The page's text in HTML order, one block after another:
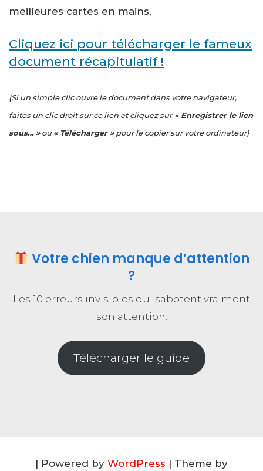
meilleures cartes en mains.
Cliquez ici pour télécharger le fameux
document récapitulatif !
(Si un simple clic ouvre le document dans votre navigateur,
faites un clic droit sur ce lien et cliquez sur« Enregistrer le lien
sous… »ou« Télécharger »pour le copier sur votre ordinateur)
Votre chien manque d’attention
?
Les 10 erreurs invisibles qui sabotent vraiment
son attention.
Télécharger le guide
| Powered by WordPress | Theme by